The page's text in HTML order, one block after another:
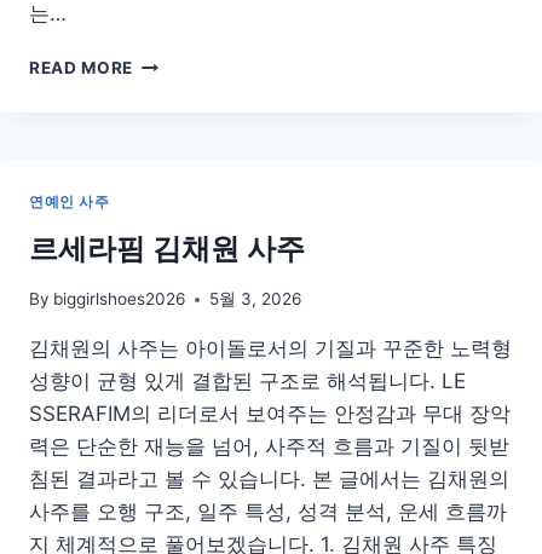
는…
READ MORE
2026
연예인 사주
르세라핌 김채원 사주
By biggirlshoes2026 5월 3, 2026
김채원의 사주는 아이돌로서의 기질과 꾸준한 노력형
성향이 균형 있게 결합된 구조로 해석됩니다. LE
SSERAFIM의 리더로서 보여주는 안정감과 무대 장악
력은 단순한 재능을 넘어, 사주적 흐름과 기질이 뒷받
침된 결과라고 볼 수 있습니다. 본 글에서는 김채원의
사주를 오행 구조, 일주 특성, 성격 분석, 운세 흐름까
지 체계적으로 풀어보겠습니다. 1. 김채원 사주 특징